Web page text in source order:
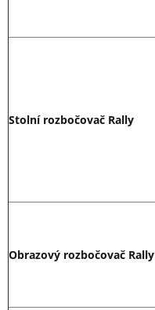
Stolní rozbočovač Rally
Obrazový rozbočovač Rally